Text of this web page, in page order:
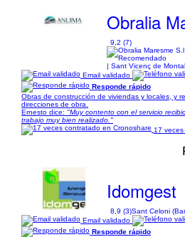
Obralia
9,2 (7)
| Sant Vicenç de
Email validado
Responde rápido
Obras de construcción de viviendas y locales, y
direcciones de obra.
Ernesto dice: "Muy contento con el servicio
trabajo muy bien realizado."
17
Idomgest
8,9 (3)Sant Celoni
Email validado
Responde rápido